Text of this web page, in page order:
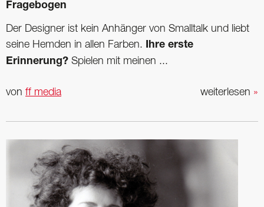
Fragebogen
Der Designer ist kein Anhänger von Smalltalk und liebt
seine Hemden in allen Farben. Ihre erste
Erinnerung? Spielen mit meinen ...
weiterlesen »
von ff media